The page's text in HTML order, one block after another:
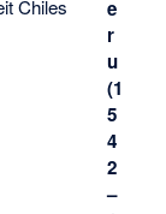
e
r
u
(1
5
4
2
–
Chiles